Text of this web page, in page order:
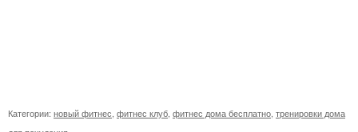
Категории: новый фитнес, фитнес клуб, фитнес дома бесплатно, тренировки дома